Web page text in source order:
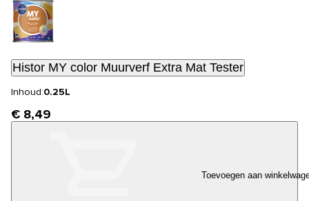
Histor MY color Muurverf Extra Mat Tester
Inhoud:0.25L
€ 8,49
Toevoegen aan